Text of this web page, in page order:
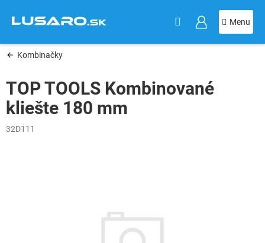
obsah
Kombinačky
TOP TOOLS Kombinované
kliešte 180 mm
32D111